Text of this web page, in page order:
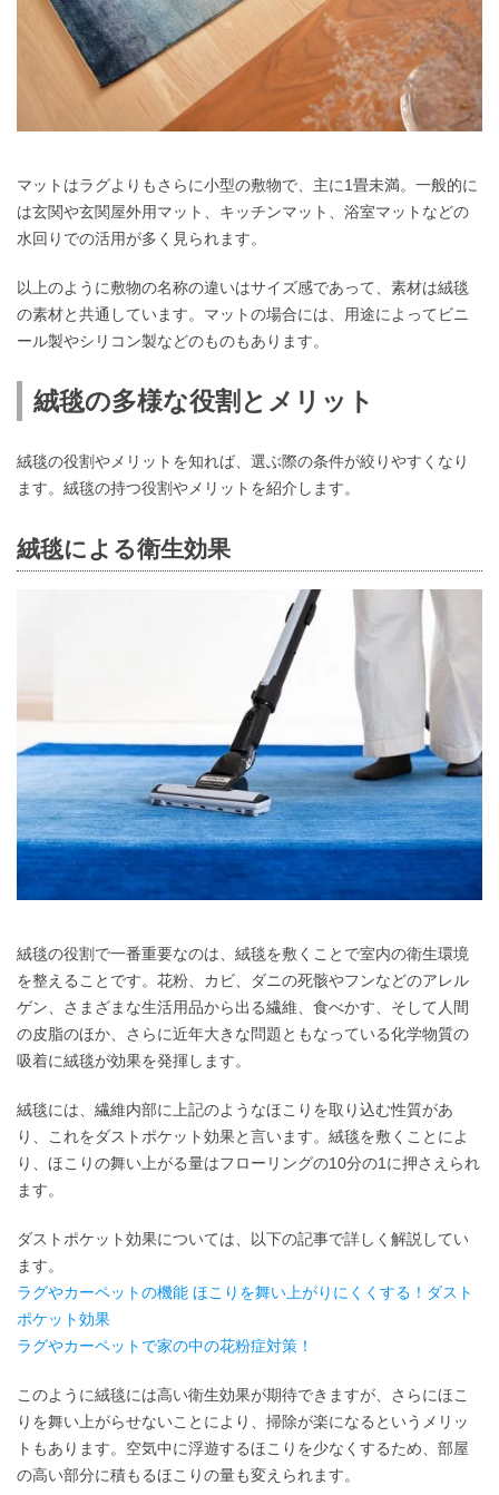
マットはラグよりもさらに小型の敷物で、主に1畳未満。一般的に
は玄関や玄関屋外用マット、キッチンマット、浴室マットなどの
水回りでの活用が多く見られます。
以上のように敷物の名称の違いはサイズ感であって、素材は絨毯
の素材と共通しています。マットの場合には、用途によってビニ
ール製やシリコン製などのものもあります。
絨毯の多様な役割とメリット
絨毯の役割やメリットを知れば、選ぶ際の条件が絞りやすくなり
ます。絨毯の持つ役割やメリットを紹介します。
絨毯による衛生効果
絨毯の役割で一番重要なのは、絨毯を敷くことで室内の衛生環境
を整えることです。花粉、カビ、ダニの死骸やフンなどのアレル
ゲン、さまざまな生活用品から出る繊維、食べかす、そして人間
の皮脂のほか、さらに近年大きな問題ともなっている化学物質の
吸着に絨毯が効果を発揮します。
絨毯には、繊維内部に上記のようなほこりを取り込む性質があ
り、これをダストポケット効果と言います。絨毯を敷くことによ
り、ほこりの舞い上がる量はフローリングの10分の1に押さえられ
ます。
ダストポケット効果については、以下の記事で詳しく解説してい
ます。
ラグやカーペットの機能 ほこりを舞い上がりにくくする！ダスト
ポケット効果
ラグやカーペットで家の中の花粉症対策！
このように絨毯には高い衛生効果が期待できますが、さらにほこ
りを舞い上がらせないことにより、掃除が楽になるというメリッ
トもあります。空気中に浮遊するほこりを少なくするため、部屋
の高い部分に積もるほこりの量も変えられます。